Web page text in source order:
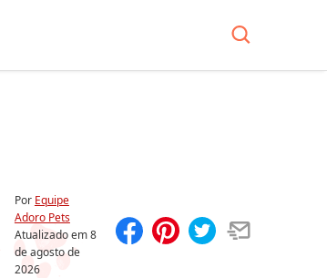
Por Equipe
Adoro Pets
Atualizado em8
de agosto de
2026